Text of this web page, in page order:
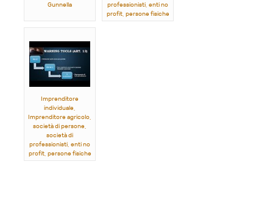
Gunnella
professionisti, enti no
profit, persone fisiche
Imprenditore
individuale,
Imprenditore agricolo,
società di persone,
società di
professionisti, enti no
profit, persone fisiche